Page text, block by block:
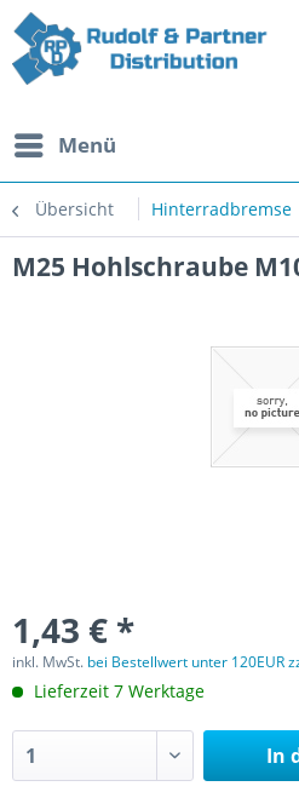
Menü
Übersicht Hinterradbremse
M25 Hohlschraube
1,43 € *
inkl. MwSt. bei Bestellwert unter 120EUR
Lieferzeit 7 Werktage
In